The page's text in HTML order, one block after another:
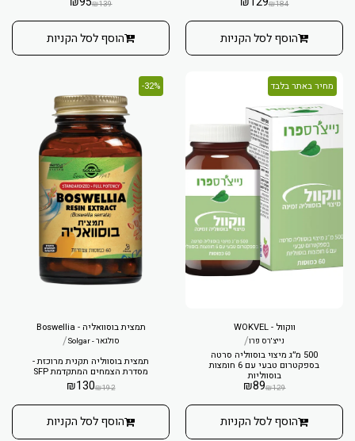
₪184
הוסף לסל הקניות
₪139
הוסף לסל הקניות
מחיר באתר בלבד
ווקוול - WOKVEL
נייצ'רס פרו/
500 מ״ג מיצוי בוסווליה סרטה
בספקטרום טבעי עם 6 חומצות
בוסווליות
₪129
₪89
הוסף לסל הקניות
32%-
תמצית בוסוואליה - Boswellia
סולגאר - Solgar /
תמצית בוסווליה תקנית מרוכזת -
מסדרת הצמחים המתקדמת SFP
₪192
₪130
הוסף לסל הקניות